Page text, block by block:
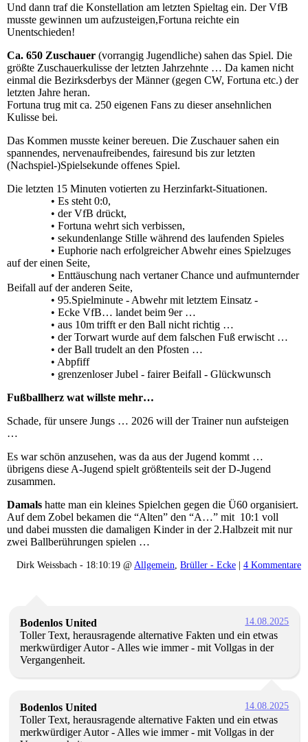
Und dann traf die Konstellation am letzten Spieltag ein. Der VfB
musste gewinnen um aufzusteigen,Fortuna reichte ein
Unentschieden!
Ca. 650 Zuschauer (vorrangig Jugendliche) sahen das Spiel. Die
größte Zuschauerkulisse der letzten Jahrzehnte … Da kamen nicht
einmal die Bezirksderbys der Männer (gegen CW, Fortuna etc.) der
letzten Jahre heran.
Fortuna trug mit ca. 250 eigenen Fans zu dieser ansehnlichen
Kulisse bei.
Das Kommen musste keiner bereuen. Die Zuschauer sahen ein
spannendes, nervenaufreibendes, fairesund bis zur letzten
(Nachspiel-)Spielsekunde offenes Spiel.
Die letzten 15 Minuten votierten zu Herzinfarkt-Situationen.
• Es steht 0:0,
• der VfB drückt,
• Fortuna wehrt sich verbissen,
• sekundenlange Stille während des laufenden Spieles
• Euphorie nach erfolgreicher Abwehr eines Spielzuges
auf der einen Seite,
• Enttäuschung nach vertaner Chance und aufmunternder
Beifall auf der anderen Seite,
• 95.Spielminute - Abwehr mit letztem Einsatz -
• Ecke VfB… landet beim 9er …
• aus 10m trifft er den Ball nicht richtig …
• der Torwart wurde auf dem falschen Fuß erwischt …
• der Ball trudelt an den Pfosten …
• Abpfiff
• grenzenloser Jubel - fairer Beifall - Glückwunsch
Fußballherz wat willste mehr…
Schade, für unsere Jungs … 2026 will der Trainer nun aufsteigen
…
Es war schön anzusehen, was da aus der Jugend kommt …
übrigens diese A-Jugend spielt größtenteils seit der D-Jugend
zusammen.
Damals hatte man ein kleines Spielchen gegen die Ü60 organisiert.
Auf dem Zobel bekamen die “Alten” den “A…” mit 10:1 voll
und dabei mussten die damaligen Kinder in der 2.Halbzeit mit nur
zwei Ballberührungen spielen …
Dirk Weissbach - 18:10:19 @ Allgemein Brüller - Ecke | 4 Kommentare
Bodenlos United 14.08.2025
Toller Text, herausragende alternative Fakten und ein etwas
merkwürdiger Autor - Alles wie immer - mit Vollgas in der
Vergangenheit.
Bodenlos United 14.08.2025
Toller Text, herausragende alternative Fakten und ein etwas
merkwürdiger Autor - Alles wie immer - mit Vollgas in der